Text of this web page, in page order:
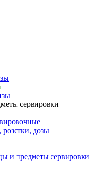
сервировки
дозы
и предметы сервировки